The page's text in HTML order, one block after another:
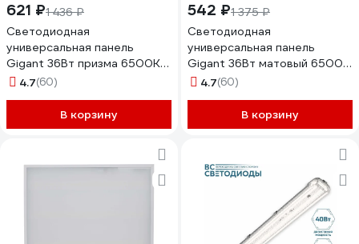
621 ₽1 436 ₽
Светодиодная
универсальная панель
Gigant 36Вт призма 6500К
3500Лм IP40 (с драйвером)
4.7(60)
В корзину
542 ₽1 375 ₽
Светодиодная
универсальная панель
Gigant 36Вт матовый 6500K
2900Лм IP40 (с драйвером)
4.7(60)
В корзину